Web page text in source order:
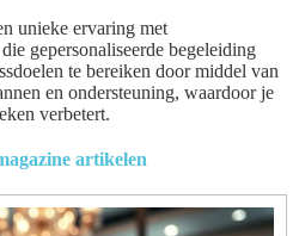
unieke ervaring met
gepersonaliseerde begeleiding
te bereiken door middel van
en ondersteuning, waardoor je
verbetert.
artikelen